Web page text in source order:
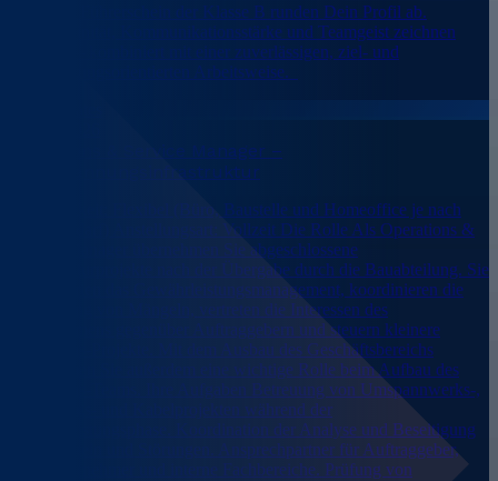
sowie ein Führerschein der Klasse B runden Dein Profil ab.
Zahlenaffinität, Kommunikationsstärke und Teamgeist zeichnen
Dich aus – kombiniert mit einer zuverlässigen, ziel- und
dienstleistungsorientierten Arbeitsweise.
Operations & Service Manager –
Hochspannungsinfrastruktur
Reisetätigkeit: Flexibel (Büro, Baustelle und Homeoffice je nach
Projektbedarf) Anstellungsart: Vollzeit Die Rolle Als Operations &
Service Manager übernehmen Sie abgeschlossene
Infrastrukturprojekte nach der Übergabe durch die Bauabteilung. Sie
verantworten das Gewährleistungsmanagement, koordinieren die
Beseitigung von Mängeln, vertreten die Interessen des
Unternehmens gegenüber Auftraggebern und steuern kleinere
Operations-Projekte. Mit dem Ausbau des Geschäftsbereichs
übernehmen Sie außerdem eine wichtige Rolle beim Aufbau des
Operations-Teams. Ihre Aufgaben Betreuung von Umspannwerks-,
Freileitungs- und Kabelprojekten während der
Gewährleistungsphase. Koordination der Analyse und Beseitigung
von Mängeln und Störungen. Ansprechpartner für Auftraggeber,
Nachunternehmer und interne Fachbereiche. Prüfung von